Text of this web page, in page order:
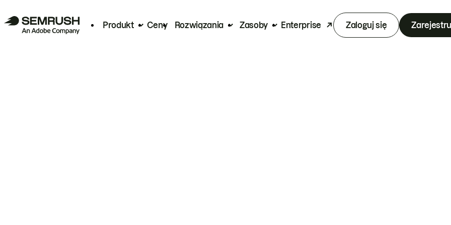
Produkt Ceny Rozwiązania Zasoby Enterprise Zaloguj się